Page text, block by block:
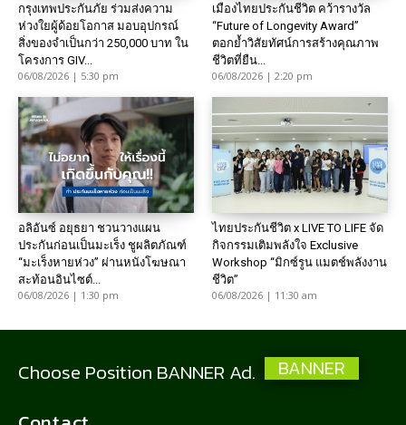
กรุงเทพประกันภัย ร่วมส่งความ
ห่วงใยผู้ด้อยโอกาส มอบอุปกรณ์
สิ่งของจำเป็นกว่า 250,000 บาท ใน
โครงการ GIV...
06/08/2026 | 5:30 pm
เมืองไทยประกันชีวิต คว้ารางวัล
“Future of Longevity Award”
ตอกย้ำวิสัยทัศน์การสร้างคุณภาพ
ชีวิตที่ยืน...
06/08/2026 | 2:20 pm
อลิอันซ์ อยุธยา ชวนวางแผน
ประกันก่อนเป็นมะเร็ง ชูผลิตภัณฑ์
“มะเร็งหายห่วง” ผ่านหนังโฆษณา
สะท้อนอินไซต์...
06/08/2026 | 1:30 pm
ไทยประกันชีวิต x LIVE TO LIFE จัด
กิจกรรมเติมพลังใจ Exclusive
Workshop “มิกซ์รูน แมตช์พลังงาน
ชีวิต”
06/08/2026 | 11:30 am
Choose Position BANNER Ad. BANNER